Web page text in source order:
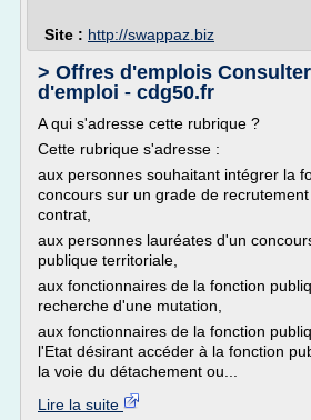
Site : http://swappaz.biz
> Offres d'emplois
d'emploi - cdg50.fr
A qui s'adresse cette rubrique ?
Cette rubrique s'adresse :
aux personnes souhaitant intégrer la
concours sur un grade de
contrat,
aux personnes lauréates d'un
publique territoriale,
aux fonctionnaires de la fonction
recherche d'une mutation,
aux fonctionnaires de la fonction
l'Etat désirant accéder à la fonction
la voie du détachement ou...
Lire la suite